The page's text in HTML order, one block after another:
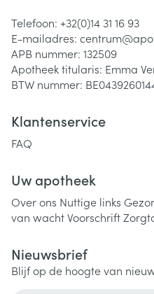
Telefoon: +32(0)14 31 16 93
E-mailadres: centrum@
APB nummer: 132509
Apotheek titularis: Emma
BTW nummer:
Klantenservice
FAQ
Uw apotheek
Over ons Nuttige links
van wachtVoorschrift
Nieuwsbrief
Blijf op de hoogte van